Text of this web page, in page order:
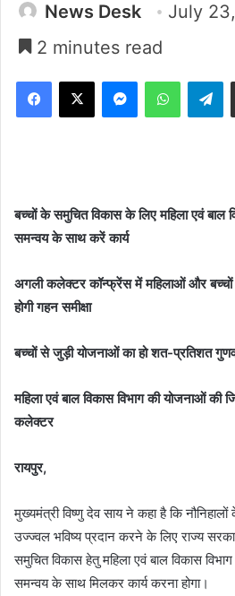
News Desk
July
2 minutes read
Facebook
X Messenger
बच्चों के समुचित विकास के लिए महिला एवं बाल
समन्वय के साथ करें कार्य
अगली कलेक्टर कॉन्फ्रेंस में महिलाओं और बच्चों
होगी गहन समीक्षा
बच्चों से जुड़ी योजनाओं का हो शत-प्रतिशत
महिला एवं बाल विकास विभाग की योजनाओं की
कलेक्टर
रायपुर,
मुख्यमंत्री विष्णु देव साय ने कहा है कि
उज्ज्वल भविष्य प्रदान करने के लिए राज्य
समुचित विकास हेतु महिला एवं बाल विकास
समन्वय के साथ मिलकर कार्य करना होगा।